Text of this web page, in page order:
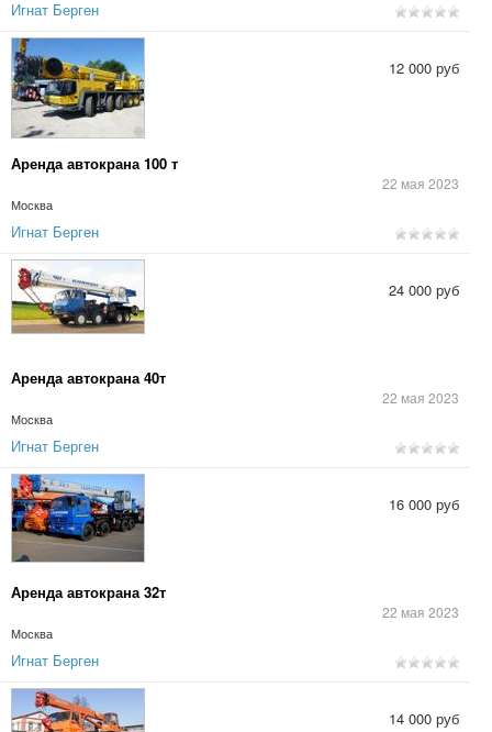
Игнат Берген
Аренда автокрана 100 т
22 мая 2023
Москва
12 000 руб
Игнат Берген
Аренда автокрана 40т
22 мая 2023
Москва
24 000 руб
Игнат Берген
Аренда автокрана 32т
22 мая 2023
Москва
16 000 руб
Игнат Берген
14 000 руб